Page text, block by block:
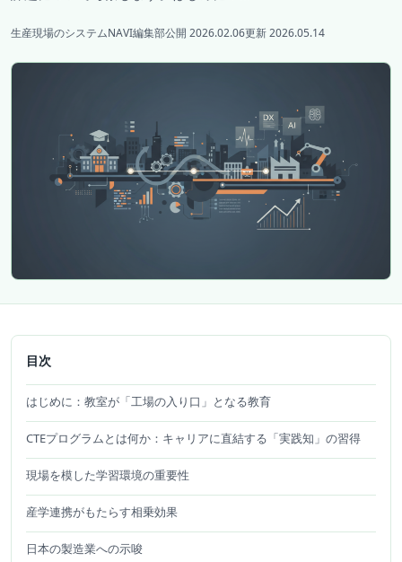
生産現場のシステムNAVI編集部公開 2026.02.06更新 2026.05.14
目次
はじめに：教室が「工場の入り口」となる教育
CTEプログラムとは何か：キャリアに直結する「実践知」の習得
現場を模した学習環境の重要性
産学連携がもたらす相乗効果
日本の製造業への示唆